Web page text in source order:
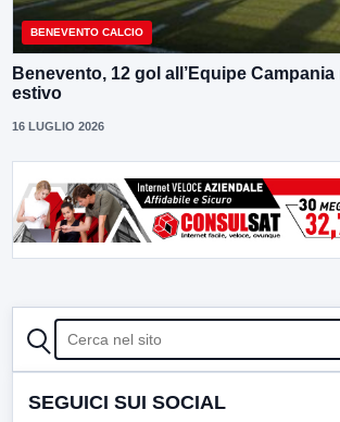
BENEVENTO CALCIO
Benevento, 12 gol all’Equipe
estivo
16 LUGLIO 2026
CERCA
SEGUICI SUI SOCIAL